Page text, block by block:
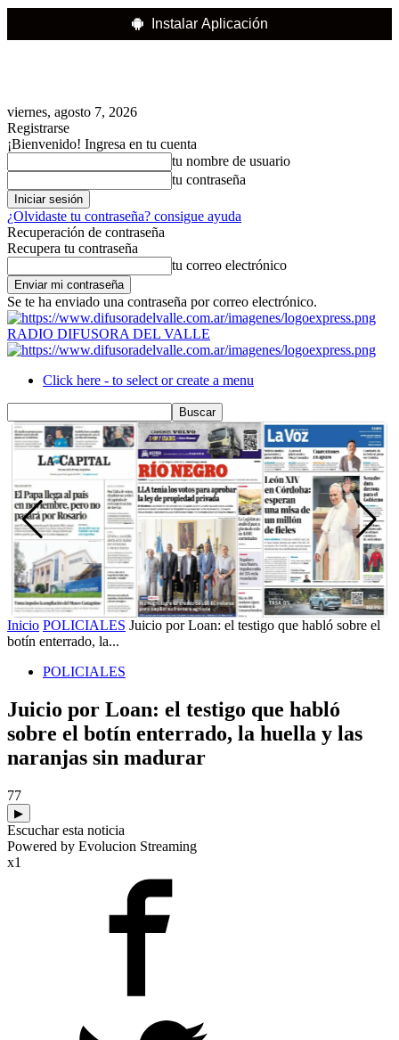
Instalar Aplicación
viernes, agosto 7, 2026
Registrarse
¡Bienvenido! Ingresa en tu cuenta
tu nombre de usuario
tu contraseña
¿Olvidaste tu contraseña? consigue ayuda
Recuperación de contraseña
Recupera tu contraseña
tu correo electrónico
Se te ha enviado una contraseña por correo electrónico.
RADIO DIFUSORA DEL VALLE
Click here - to select or create a menu
Inicio POLICIALES Juicio por Loan: el testigo que habló sobre el
botín enterrado, la...
POLICIALES
Juicio por Loan: el testigo que habló
sobre el botín enterrado, la huella y las
naranjas sin madurar
77
▶
Escuchar esta noticia
Powered by Evolucion Streaming
x1